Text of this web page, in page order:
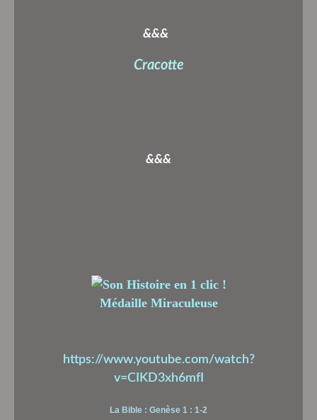
&&&
Cracotte
&&&
Médaille Miraculeuse
https://www.youtube.com/watch?
v=CIKD3xh6mfI
La Bible : Genèse 1 : 1-2